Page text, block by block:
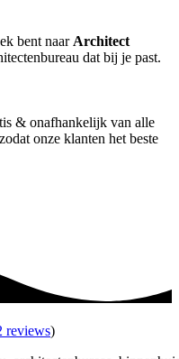
bent naar Architect
dat bij je past.
& onafhankelijk van alle
onze klanten het beste
reviews)